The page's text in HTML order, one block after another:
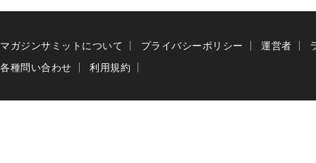
マガジンサミットについて プライバシーポリシー 運営者
各種問い合わせ
利用規約